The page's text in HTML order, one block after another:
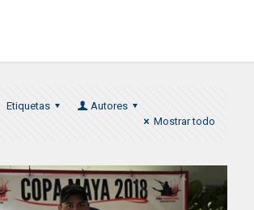
Etiquetas
Autores
Mostrar todo